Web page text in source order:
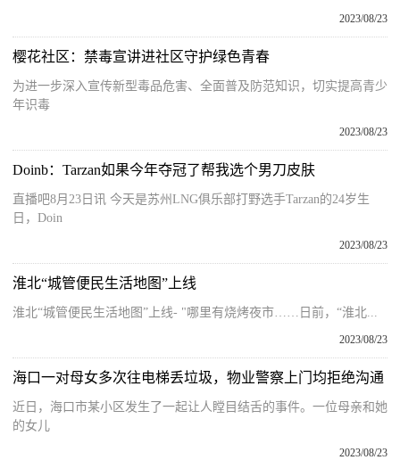
2023/08/23
樱花社区：禁毒宣讲进社区守护绿色青春
为进一步深入宣传新型毒品危害、全面普及防范知识，切实提高青少
年识毒
2023/08/23
Doinb：Tarzan如果今年夺冠了帮我选个男刀皮肤
直播吧8月23日讯 今天是苏州LNG俱乐部打野选手Tarzan的24岁生
日，Doin
2023/08/23
淮北“城管便民生活地图”上线
淮北“城管便民生活地图”上线- "哪里有烧烤夜市……日前，“淮北...
2023/08/23
海口一对母女多次往电梯丢垃圾，物业警察上门均拒绝沟通
近日，海口市某小区发生了一起让人瞠目结舌的事件。一位母亲和她
的女儿
2023/08/23